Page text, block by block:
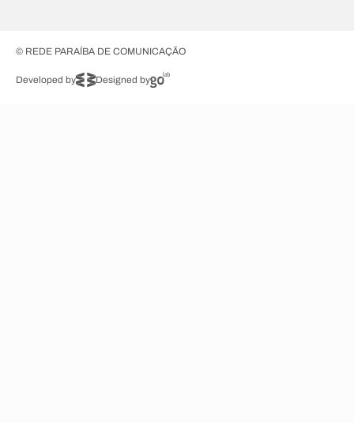
© REDE PARAÍBA DE COMUNICAÇÃO
Developed by Designed by